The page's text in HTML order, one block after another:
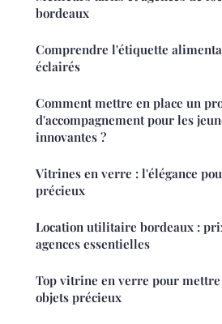
bordeaux
Comprendre l'étiquette
éclairés
Comment mettre en place un
d'accompagnement pour les
innovantes ?
Vitrines en verre : l'élégance
précieux
Location utilitaire bordeaux :
agences essentielles
Top vitrine en verre pour
objets précieux